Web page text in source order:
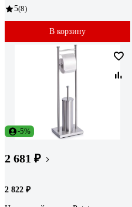
5(8)
В корзину
-5%
2 681 ₽
2 822 ₽